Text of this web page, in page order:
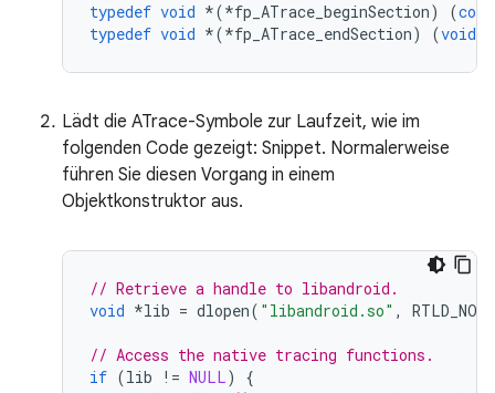
typedef void *(*fp_ATrace_beginSection) (
typedef void *(*fp_ATrace_endSection) (void
Lädt die ATrace-Symbole zur Laufzeit, wie im
folgenden Code gezeigt: Snippet. Normalerweise
führen Sie diesen Vorgang in einem
Objektkonstruktor aus.
// Retrieve a handle to libandroid.
void *lib = dlopen( "libandroid.so" , RTLD_NOW
// Access the native tracing functions.
if (lib != NULL)
{